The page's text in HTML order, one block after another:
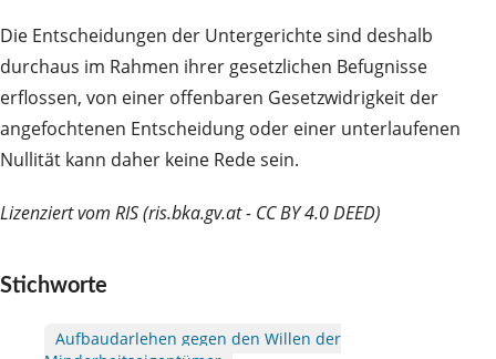
Die Entscheidungen der Untergerichte sind deshalb
durchaus im Rahmen ihrer gesetzlichen Befugnisse
erflossen, von einer offenbaren Gesetzwidrigkeit der
angefochtenen Entscheidung oder einer unterlaufenen
Nullität kann daher keine Rede sein.
Lizenziert vom RIS (ris.bka.gv.at - CC BY 4.0 DEED)
Stichworte
Aufbaudarlehen gegen den Willen der